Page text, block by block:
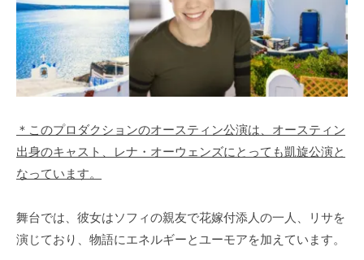
＊このプロダクションのオースティン公演は、オースティン
出身のキャスト、レナ・オーウェンズにとっても凱旋公演と
なっています。
舞台では、彼女はソフィの親友で花嫁付添人の一人、リサを
演じており、物語にエネルギーとユーモアを加えています。